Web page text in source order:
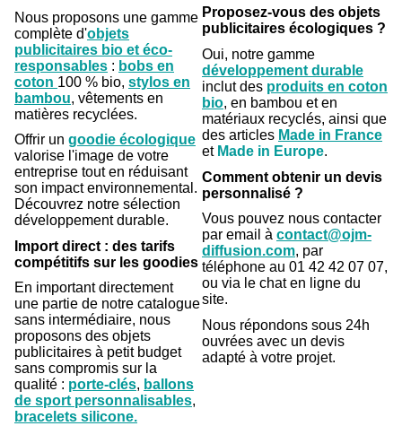
Nous proposons une gamme
complète d'objets
publicitaires bio et éco-
responsables : bobs en
coton 100 % bio, stylos en
bambou, vêtements en
matières recyclées.
Offrir un goodie écologique
valorise l'image de votre
entreprise tout en réduisant
son impact environnemental.
Découvrez notre sélection
développement durable.
Import direct : des tarifs
compétitifs sur les goodies
En important directement
une partie de notre catalogue
sans intermédiaire, nous
proposons des objets
publicitaires à petit budget
sans compromis sur la
qualité : porte-clés, ballons
de sport personnalisables,
bracelets silicone.
Proposez-vous des objets
publicitaires écologiques ?
Oui, notre gamme
développement durable
inclut des produits en coton
bio, en bambou et en
matériaux recyclés, ainsi que
des articles Made in France
et Made in Europe.
Comment obtenir un devis
personnalisé ?
Vous pouvez nous contacter
par email à contact@ojm-
diffusion.com, par
téléphone au 01 42 42 07 07,
ou via le chat en ligne du
site.
Nous répondons sous 24h
ouvrées avec un devis
adapté à votre projet.